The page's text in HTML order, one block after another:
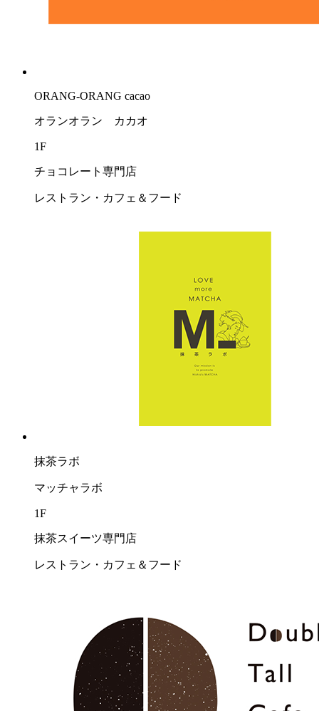
ORANG-ORANG cacao
オランオラン カカオ
1F
チョコレート専門店
レストラン・カフェ＆フード
抹茶ラボ
マッチャラボ
1F
抹茶スイーツ専門店
レストラン・カフェ＆フード